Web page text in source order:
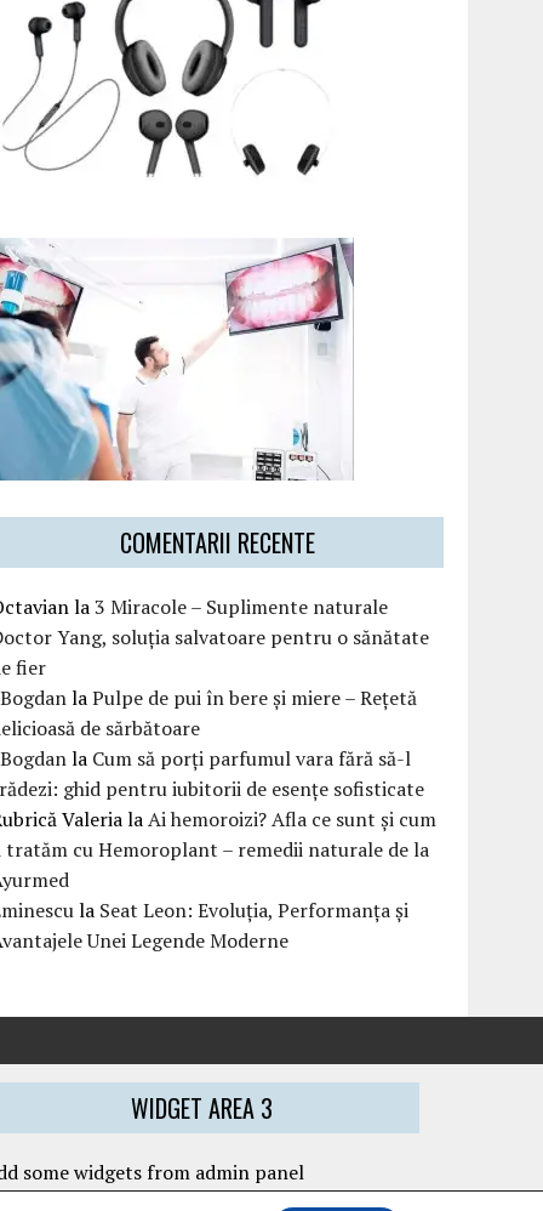
COMENTARII RECENTE
la3 Miracole – Suplimente naturale
Yang, soluția salvatoare pentru o sănătate
fier
laPulpe de pui în bere și miere – Rețetă
de sărbătoare
la Cum să porți parfumul vara fără să-l
ghid pentru iubitorii de esențe sofisticate
ValerialaAi hemoroizi? Afla ce sunt și cum
tratăm cu Hemoroplant – remedii naturale de la
la Seat Leon: Evoluția, Performanța și
Unei Legende Moderne
WIDGET AREA 3
some widgets from admin panel